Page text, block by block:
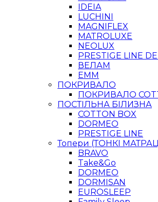
IDEIA
LUCHINI
MAGNIFLEX
MATROLUXE
NEOLUX
PRESTIGE LINE
ВЕЛАМ
ЕММ
ПОКРИВАЛО
ПОКРИВАЛО
ПОСТІЛЬНА БІЛИЗНА
COTTON BOX
DORMEO
PRESTIGE LINE
Топери (ТОНКІ
BRAVO
Take&Go
DORMEO
DORMISAN
EUROSLEEP